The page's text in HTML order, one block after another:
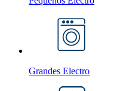
Grandes Electro